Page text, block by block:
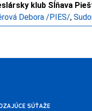
klub Sĺňava
Debora /PIES/,
SÚŤAŽE